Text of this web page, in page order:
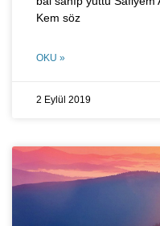
Kem söz
OKU »
2 Eylül 2019